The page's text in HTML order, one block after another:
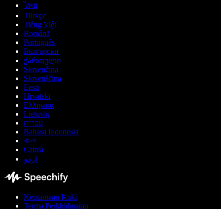
ไทย
Türkçe
Tiếng Việt
Română
Português
Български
ქართული
Slovenčina
Slovenščina
Eesti
Hrvatski
Ελληνικά
Lietuvių
עברית
Bahasa Indonesia
বাংলা
Català
اردو
Keutamaan Kuki
Terma Perkhidmatan